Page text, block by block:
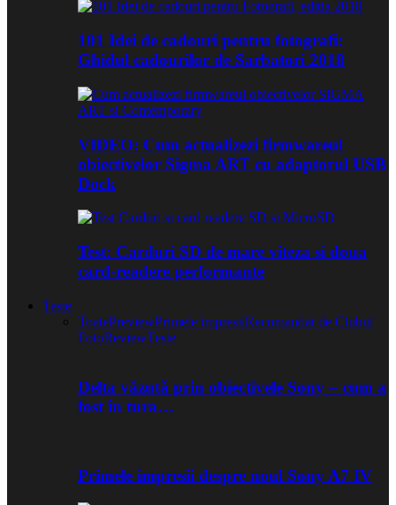
101 Idei de cadouri pentru fotografi:
Ghidul cadourilor de Sarbatori 2018
VIDEO: Cum actualizezi firmwareul
obiectivelor Sigma ART cu adaptorul USB
Dock
Test: Carduri SD de mare viteza si doua
card-readere performante
Teste
ToatePreviewPrimele impresiiRecomandat de Clubul
FotoReviewTeste
Delta văzută prin obiectivele Sony – cum a
fost în tura…
Primele impresii despre noul Sony A7 IV